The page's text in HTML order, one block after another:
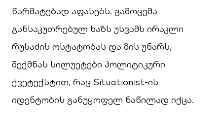
წარმატებად აფასებს. გამოცემა
განსაკუთრებულ ხაზს უსვამს ირაკლი
რუსაძის ოსტატობას და მის უნარს,
შექმნას სილუეტები პოლიტიკური
ქვეტექსტით, რაც Situationist-ის
იდენტობის განუყოფელ ნაწილად იქცა.